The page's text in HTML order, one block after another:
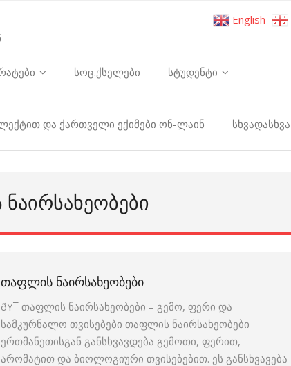
სოც.ქსელები სტუდენტი
და ქართველი ექიმები ონ-ლაინ სხვადასხვა
ᲗᲐᲤᲚᲘᲡ ᲜᲐᲘᲠᲡᲐᲮᲔᲝᲑᲔᲑᲘ
ðŸ¯ თაფლის ნაირსახეობები – გემო, ფერი და
სამკურნალო თვისებები თაფლის ნაირსახეობები
ერთმანეთისგან განსხვავდება გემოთი, ფერით,
არომატით და ბიოლოგიური თვისებებით. ეს განსხვავება
English